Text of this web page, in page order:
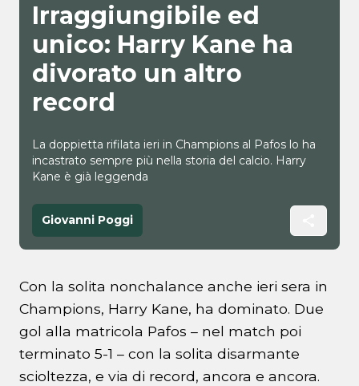
Irraggiungibile ed
unico: Harry Kane ha
divorato un altro
record
La doppietta rifilata ieri in Champions al Pafos lo ha
incastrato sempre più nella storia del calcio. Harry
Kane è già leggenda
Giovanni Poggi
Con la solita nonchalance anche ieri sera in
Champions, Harry Kane, ha dominato. Due
gol alla matricola Pafos – nel match poi
terminato 5-1 – con la solita disarmante
scioltezza, e via di record, ancora e ancora.